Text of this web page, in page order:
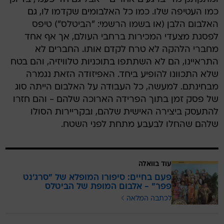
כמו העטיפה שלו. כמו כל האלבומים שקדמו לו, גם
האלבום הלבן (או בשמו הרשמי: "הביטלס") טיפס
לפסגת מצעדי המכירות ברחבי העולם, אך אף אחד
מחברי הלהקה לא טרח לקדם אותו. החברים לא
התראיינו, הם לא השתתפו בתוכניות טלוויזיה, והם בטח
שלא התכוונו להופיע ביחד. האפיזודה הזאת נגמרה
מבחינתם. למעשה, כל העבודה על האלבום הייתה סוג
של פסק זמן בתוך הפרידה הארוכה שלהם - והם חזרו
להתעסק ביצירה האישית שלהם, ובקריירות הסולו
שלהם שהחלו לבעבע מתחת לפני השטח.
עוד בוואלה
פעם בחיים: סיפורו המופלא של "סרג'נט
פפר" - אלבום המופת של הביטלס
לכתבה המלאה